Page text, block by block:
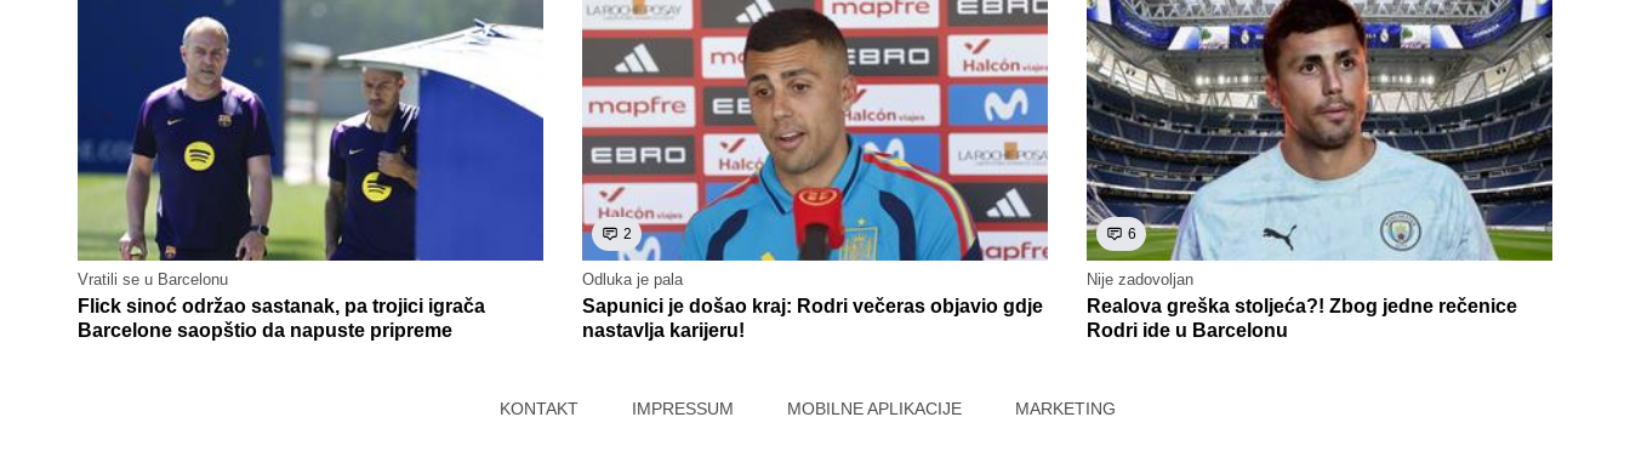
Vratili se u Barcelonu
Flick sinoć održao sastanak, pa trojici igrača
Barcelone saopštio da napuste pripreme
2
Odluka je pala
Sapunici je došao kraj: Rodri večeras objavio gdje
nastavlja karijeru!
6
Nije zadovoljan
Realova greška stoljeća?! Zbog jedne rečenice
Rodri ide u Barcelonu
KONTAKT IMPRESSUM MOBILNE APLIKACIJE MARKETING